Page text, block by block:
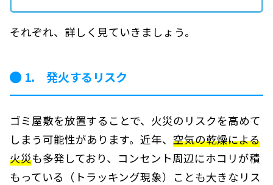
それぞれ、詳しく見ていきましょう。
1. 発火するリスク
ゴミ屋敷を放置することで、火災のリスクを高めて
しまう可能性があります。近年、 空気の乾燥による
火災も多発しており、コンセント周辺にホコリが積
もっている（トラッキング現象）ことも大きなリス